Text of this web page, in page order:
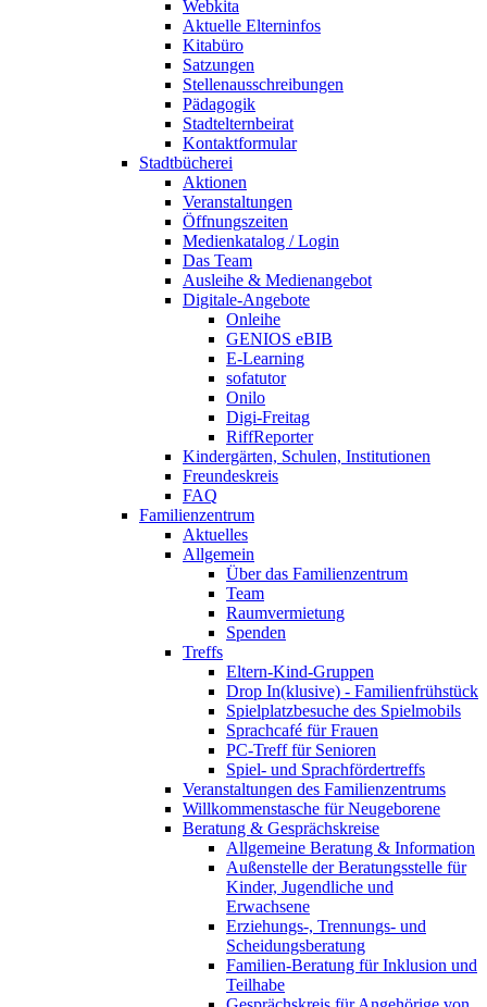
Webkita
Aktuelle Elterninfos
Kitabüro
Satzungen
Stellenausschreibungen
Pädagogik
Stadtelternbeirat
Kontaktformular
Stadtbücherei
Aktionen
Veranstaltungen
Öffnungszeiten
Medienkatalog / Login
Das Team
Ausleihe & Medienangebot
Digitale-Angebote
Onleihe
GENIOS eBIB
E-Learning
sofatutor
Onilo
Digi-Freitag
RiffReporter
Kindergärten, Schulen, Institutionen
Freundeskreis
FAQ
Familienzentrum
Aktuelles
Allgemein
Über das Familienzentrum
Team
Raumvermietung
Spenden
Treffs
Eltern-Kind-Gruppen
Drop In(klusive) - Familienfrühstück
Spielplatzbesuche des Spielmobils
Sprachcafé für Frauen
PC-Treff für Senioren
Spiel- und Sprachfördertreffs
Veranstaltungen des Familienzentrums
Willkommenstasche für Neugeborene
Beratung & Gesprächskreise
Allgemeine Beratung & Information
Außenstelle der Beratungsstelle für
Kinder, Jugendliche und
Erwachsene
Erziehungs-, Trennungs- und
Scheidungsberatung
Familien-Beratung für Inklusion und
Teilhabe